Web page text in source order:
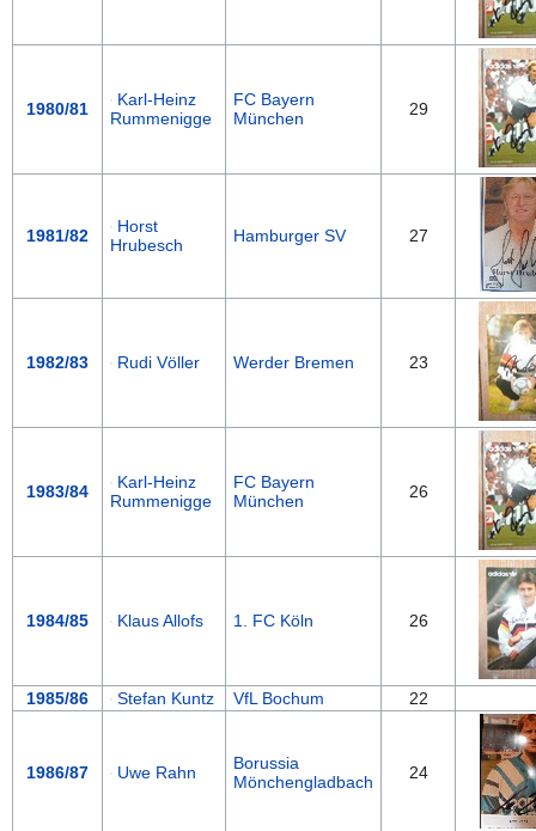
1980/81
Karl-Heinz
Rummenigge
FC Bayern
München
29
1981/82
Horst
Hrubesch
Hamburger SV 27
1982/83 Rudi Völler Werder Bremen 23
1983/84
Karl-Heinz
Rummenigge
FC Bayern
München
26
1984/85 Klaus Allofs 1. FC Köln 26
1985/86 Stefan Kuntz VfL Bochum 22
1986/87 Uwe Rahn
Borussia
Mönchengladbach
24